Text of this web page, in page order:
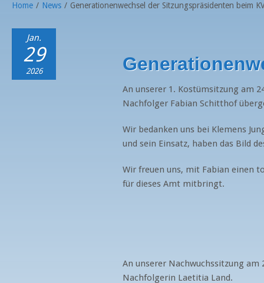
Home / News / Generationenwechsel der Sitzungspräsidenten beim
Jan.
29
2026
An unserer 1. Kostümsitzung am
Nachfolger Fabian Schitthof
Wir bedanken uns bei Klemens
und sein Einsatz, haben das Bild
Wir freuen uns, mit Fabian einen
für dieses Amt mitbringt.
An unserer Nachwuchssitzung
Nachfolgerin Laetitia Land.